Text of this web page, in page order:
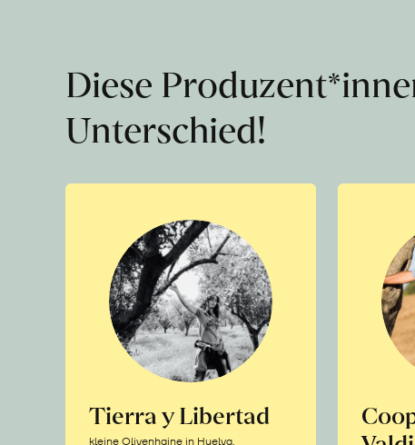
Diese
Unterschied!
Tierra y Libertad
kleine Olivenhaine in Huelva,